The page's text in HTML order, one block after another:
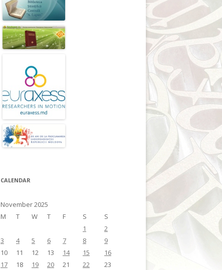
CALENDAR
November 2025
M
T W T F S S
1
2
3
4 5 6 7 8
9
10
11 12 13 14 15
16
17
18 19 20 21 22
23